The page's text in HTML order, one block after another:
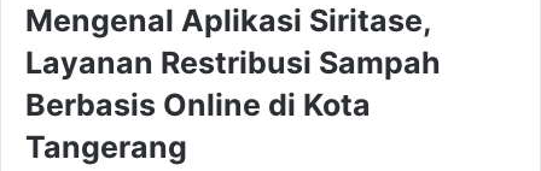
Mengenal Aplikasi Siritase,
Layanan Restribusi Sampah
Berbasis Online di Kota
Tangerang